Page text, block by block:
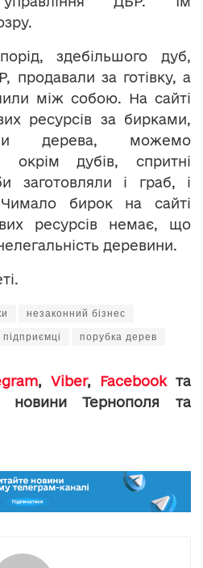
здебільшого дуб,
продавали за готівку, а
між собою. На сайті
ресурсів за бирками,
дерева, можемо
окрім дубів, спритні
заготовляли і граб, і
бирок на сайті
ресурсів немає, що
деревини.
незаконний бізнес
підприємці порубка дерев
, Viber, Facebookта
новини Тернополя та